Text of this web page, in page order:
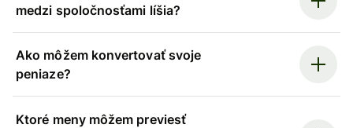
medzi spoločnosťami líšia?
Ako môžem konvertovať svoje
peniaze?
Ktoré meny môžem previesť